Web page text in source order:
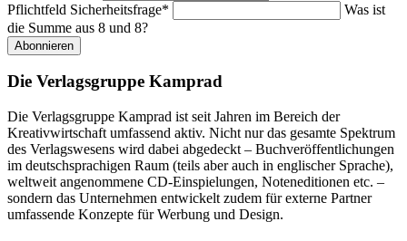
Pflichtfeld Sicherheitsfrage*
Was ist
die Summe aus 8 und 8?
Abonnieren
Die Verlagsgruppe Kamprad
Die Verlagsgruppe Kamprad ist seit Jahren im Bereich der
Kreativwirtschaft umfassend aktiv. Nicht nur das gesamte Spektrum
des Verlagswesens wird dabei abgedeckt – Buchveröffentlichungen
im deutschsprachigen Raum (teils aber auch in englischer Sprache),
weltweit angenommene CD-Einspielungen, Noteneditionen etc. –
sondern das Unternehmen entwickelt zudem für externe Partner
umfassende Konzepte für Werbung und Design.